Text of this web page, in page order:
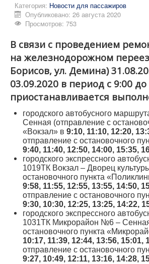
Расписание движения
Портал перевозчиков
Контрольно-ревизорская служба
Карта сайта
Категория: Новости для пассажиров
Опубликовано: 26 августа 2020
Просмотров: 753
В связи с проведением
на железнодорожном
Борисов, ул. Демина)
03.09.2020 в период с 9:00 до
приостанавливается
городского автобусного
Сенная (отправление с
«Вокзал» в 9:10, 11:10, 12:20,
отправление с остановочного
9:40, 11:40, 12:50, 14:00, 15:35,
городского экспрессного
1019ТК Вокзал – Дворец
остановочного пункта
9:58, 11:55, 12:55, 13:55, 14:50,
отправление с остановочного
9:30, 10:30, 12:25, 13:25, 14:22,
городского экспрессного
1031ТК Микрорайон №6 –
остановочного пункта
10:17, 11:39, 12:44, 13:56, 15:01,
отправление с остановочного
9:27, 10:49, 12:11, 13:16, 14:28,